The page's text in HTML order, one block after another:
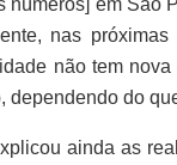
números] em São
nas
não tem
dependendo do
ainda as